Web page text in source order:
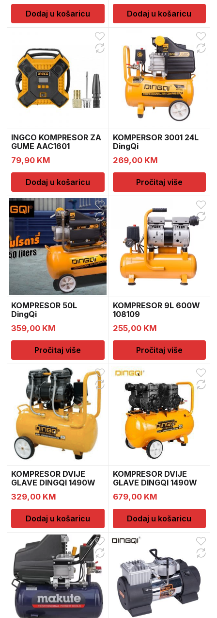
Dodaj u košaricu Dodaj u košaricu
INGCO KOMPRESOR ZA
GUME AAC1601
79,90 KM
Dodaj u košaricu
KOMPERSOR 3001 24L
DingQi
269,00 KM
Pročitaj više
KOMPRESOR 50L
DingQi
359,00 KM
Pročitaj više
KOMPRESOR 9L 600W
108109
255,00 KM
Pročitaj više
KOMPRESOR DVIJE
GLAVE DINGQI 1490W
329,00 KM
Dodaj u košaricu
KOMPRESOR DVIJE
GLAVE DINGQI 1490W
679,00 KM
Dodaj u košaricu